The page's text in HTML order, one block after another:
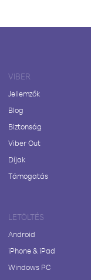
VIBER
Jellemzők
Blog
Biztonság
Viber Out
Díjak
Támogatás
LETÖLTÉS
Android
iPhone & iPad
Windows PC